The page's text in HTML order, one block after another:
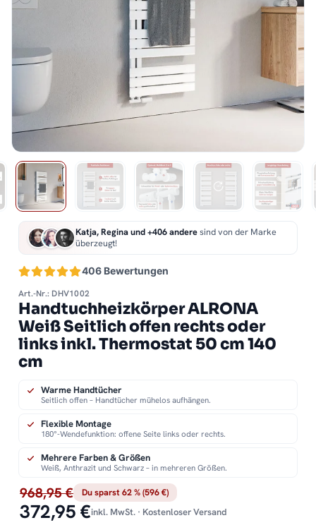
406 Bewertungen
Katja, Regina und +406 anderesind von der Marke
überzeugt!
Art.-Nr.: DHV1002
Handtuchheizkörper ALRONA
Weiß Seitlich offen rechts oder
links inkl. Thermostat 50 cm 140
cm
968,95 € Du sparst 62 % (596 €)
372,95 €inkl. MwSt. · Kostenloser Versand
Warme Handtücher
Seitlich offen – Handtücher mühelos aufhängen.
Flexible Montage
180°-Wendefunktion: offene Seite links oder rechts.
Mehrere Farben & Größen
Weiß, Anthrazit und Schwarz – in mehreren Größen.